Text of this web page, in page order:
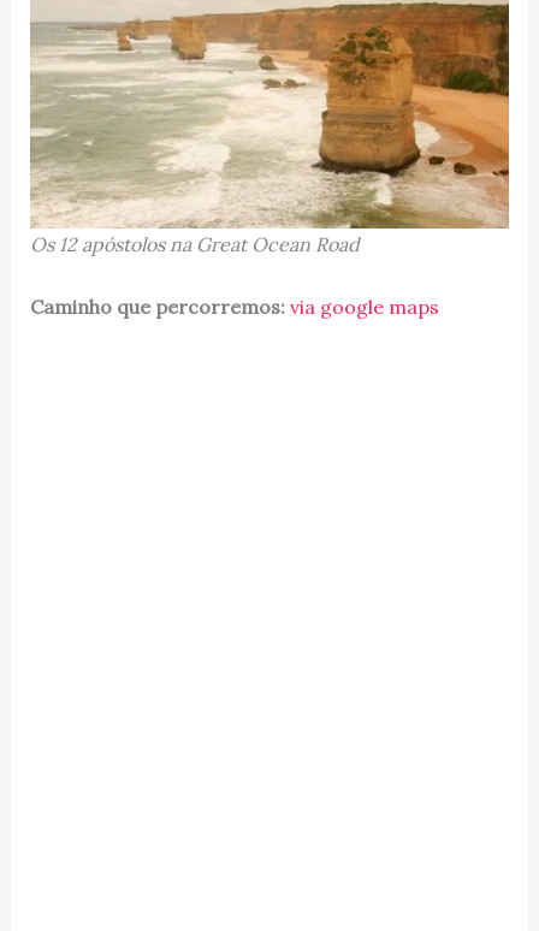
Os 12 apóstolos na Great Ocean Road
Caminho que percorremos: via google maps